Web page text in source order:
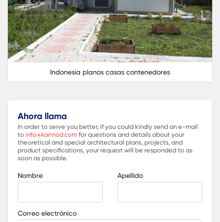
Indonesia planos casas contenedores
Ahora llama
In order to serve you better, if you could kindly send an e-mail
to info@karmod.com for questions and details about your
theoretical and special architectural plans, projects, and
product specifications, your request will be responded to as
soon as possible.
Nombre Apellido
Correo electrónico